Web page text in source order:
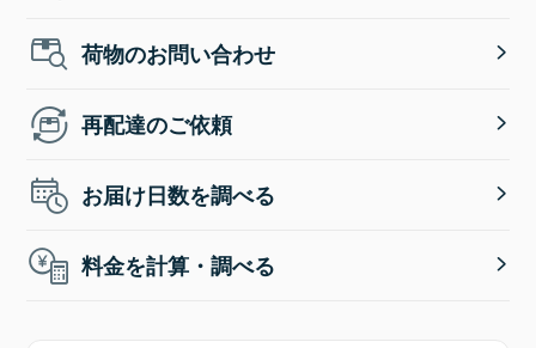
荷物のお問い合わせ
再配達のご依頼
お届け日数を調べる
料金を計算・調べる